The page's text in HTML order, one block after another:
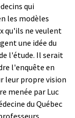
qui
les modèles
qu'ils ne veulent
une idée du
l'étude. Il serait
l'enquête en
leur propre vision
menée par Luc
du Québec